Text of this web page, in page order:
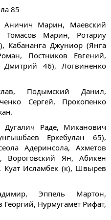
85
Марин, Маевский
Томасов Марин, Ротариу
Кабананга Джуниор (Янга
Постников Евгений,
Дмитрий 46), Логвиненко
Подымский Данил,
Сергей, Прокопенко
Дугалич Раде, Миканович
Еркебулан 65),
Адеринсола, Ахметов
Вороговский Ян, Абикен
Куат Исламбек (к), Швырев
Эппель Мартон,
Нурмугамет Рифат,